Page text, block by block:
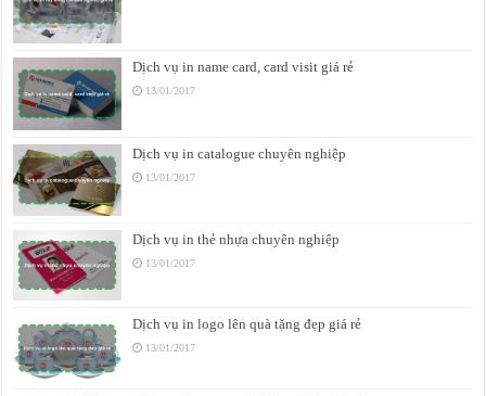
Dịch vụ in name card, card visit giá rẻ
13/01/2017
Dịch vụ in catalogue chuyên nghiệp
13/01/2017
Dịch vụ in thẻ nhựa chuyên nghiệp
13/01/2017
Dịch vụ in logo lên quà tặng đẹp giá rẻ
13/01/2017